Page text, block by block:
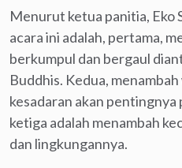
Menurut ketua panitia, Eko
acara ini adalah, pertama,
berkumpul dan bergaul
Buddhis. Kedua,
kesadaran akan
ketiga adalah menambah
dan lingkungannya.